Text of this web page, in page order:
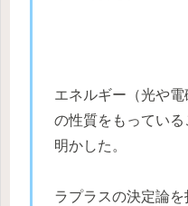
エネルギー（光や
の性質をもってい
明かした。
ラプラスの決定論